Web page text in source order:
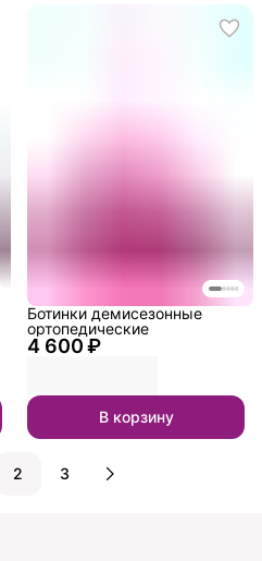
4 600 ₽
Ботинки демисезонные
ортопедические
В корзину
2 3